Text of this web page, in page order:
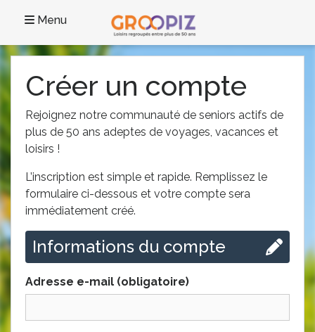
Menu
Créer un compte
Rejoignez notre communauté de seniors actifs de
plus de 50 ans adeptes de voyages, vacances et
loisirs !
L’inscription est simple et rapide. Remplissez le
formulaire ci-dessous et votre compte sera
immédiatement créé.
Informations du compte
Adresse e-mail (obligatoire)